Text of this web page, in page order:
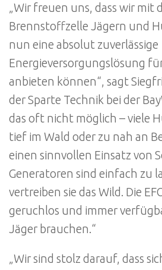
„Wir freuen uns, dass wir mit
Brennstoffzelle Jägern und
nun eine absolut zuverlässige
Energieversorgungslösung
anbieten können“, sagt
der Sparte Technik bei der
das oft nicht möglich – viele
tief im Wald oder zu nah an
einen sinnvollen Einsatz von
Generatoren sind einfach zu
vertreiben sie das Wild. Die
geruchlos und immer
Jäger brauchen.“
„Wir sind stolz darauf, dass